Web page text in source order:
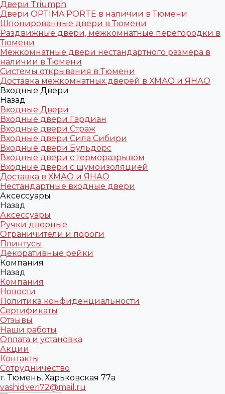
Двери Triumph
Двери OPTIMA PORTE в наличии в Тюмени
Шпонированные двери в Тюмени
Раздвижные двери, межкомнатные перегородки в
Тюмени
Межкомнатные двери нестандартного размера в
наличии в Тюмени
Системы открывания в Тюмени
Доставка межкомнатных дверей в ХМАО и ЯНАО
Входные Двери
Назад
Входные Двери
Входные двери Гардиан
Входные двери Страж
Входные двери Сила Сибири
Входные двери Бульдорс
Входные двери с терморазрывом
Входные двери с шумоизоляцией
Доставка в ХМАО и ЯНАО
Нестандартные входные двери
Аксессуары
Назад
Аксессуары
Ручки дверные
Ограничители и пороги
Плинтусы
Декоративные рейки
Компания
Назад
Компания
Новости
Политика конфиденциальности
Сертификаты
Отзывы
Наши работы
Оплата и установка
Акции
Контакты
Сотрудничество
г. Тюмень, Харьковская 77а
vashidveri72@mail.ru